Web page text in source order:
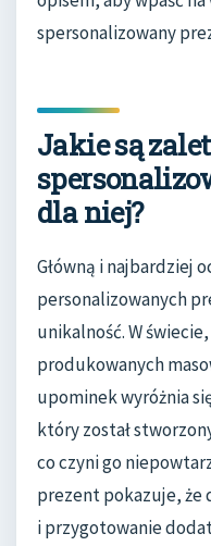
spersonalizowany
Jakie są
dla niej?
Główną i najbardziej
personalizowanych
unikalność. W
produkowanych
upominek wyróżnia
który został
co czyni go
prezent pokazuje, że
i przygotowanie